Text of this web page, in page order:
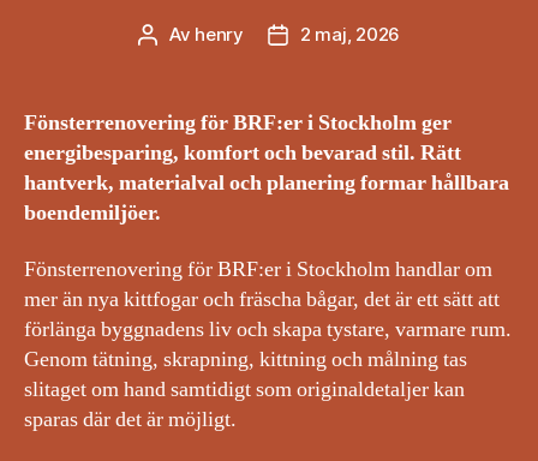
Inläggsförfattare
Av henry Inläggsdatum
2 maj, 2026
Fönsterrenovering för BRF:er i Stockholm ger
energibesparing, komfort och bevarad stil. Rätt
hantverk, materialval och planering formar hållbara
boendemiljöer.
Fönsterrenovering för BRF:er i Stockholm handlar om
mer än nya kittfogar och fräscha bågar, det är ett sätt att
förlänga byggnadens liv och skapa tystare, varmare rum.
Genom tätning, skrapning, kittning och målning tas
slitaget om hand samtidigt som originaldetaljer kan
sparas där det är möjligt.